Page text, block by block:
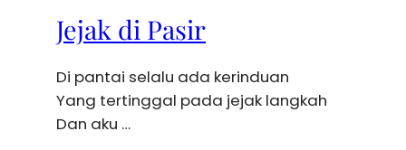
Jejak di Pasir
Di pantai selalu ada kerinduan
Yang tertinggal pada jejak langkah
Dan aku …